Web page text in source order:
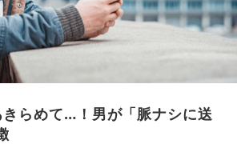
らめて…！男が「脈ナシに送